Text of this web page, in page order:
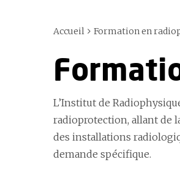
Accueil Formation en
L’Institut de
radioprotection, allant de
des installations
demande spécifique.